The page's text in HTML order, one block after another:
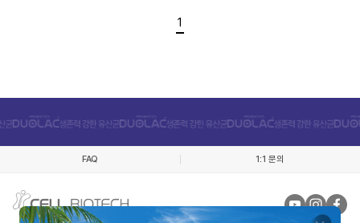
1
FAQ 1:1 문의